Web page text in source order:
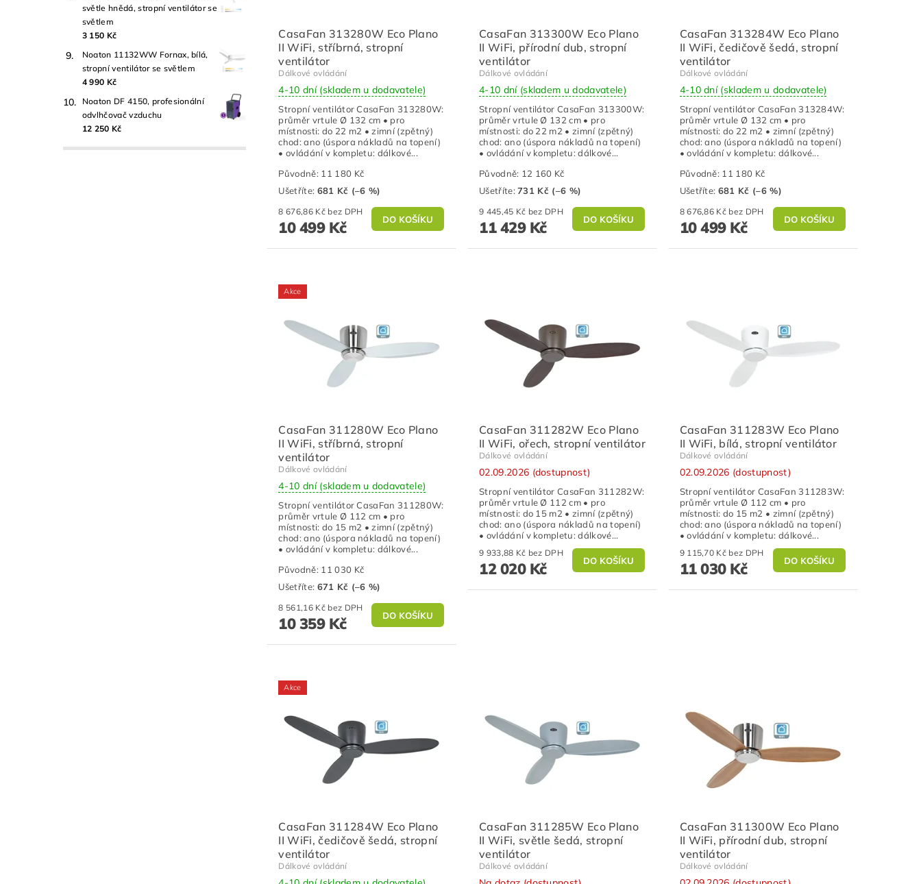
světle hnědá, stropní ventilátor se
světlem
3 150 Kč
Noaton 11132WW Fornax, bílá,
stropní ventilátor se světlem
4 990 Kč
Noaton DF 4150, profesionální
odvlhčovač vzduchu
12 250 Kč
CasaFan 313280W Eco Plano
II WiFi, stříbrná, stropní
ventilátor
Dálkové ovládání
4-10 dní (skladem u dodavatele)
Stropní ventilátor CasaFan 313280W:
průměr vrtule Ø 132 cm • pro
místnosti: do 22 m2 • zimní (zpětný)
chod: ano (úspora nákladů na topení)
• ovládání v kompletu: dálkové...
Původně: 11 180 Kč
Ušetříte: 681 Kč (–6 %)
8 676,86 Kč bez DPH
10 499 Kč
CasaFan 313300W Eco Plano
II WiFi, přírodní dub, stropní
ventilátor
Dálkové ovládání
4-10 dní (skladem u dodavatele)
Stropní ventilátor CasaFan 313300W:
průměr vrtule Ø 132 cm • pro
místnosti: do 22 m2 • zimní (zpětný)
chod: ano (úspora nákladů na topení)
• ovládání v kompletu: dálkové...
Původně: 12 160 Kč
Ušetříte:731 Kč (–6 %)
9 445,45 Kč bez DPH
11 429 Kč
CasaFan 313284W Eco Plano
II WiFi, čedičově šedá, stropní
ventilátor
Dálkové ovládání
4-10 dní (skladem u dodavatele)
Stropní ventilátor CasaFan 313284W:
průměr vrtule Ø 132 cm • pro
místnosti: do 22 m2 • zimní (zpětný)
chod: ano (úspora nákladů na topení)
• ovládání v kompletu: dálkové...
Původně: 11 180 Kč
Ušetříte: 681 Kč (–6 %)
8 676,86 Kč bez DPH
10 499 Kč
Akce
CasaFan 311280W Eco Plano
II WiFi, stříbrná, stropní
ventilátor
Dálkové ovládání
4-10 dní (skladem u dodavatele)
Stropní ventilátor CasaFan 311280W:
průměr vrtule Ø 112 cm • pro
místnosti: do 15 m2 • zimní (zpětný)
chod: ano (úspora nákladů na topení)
• ovládání v kompletu: dálkové...
Původně: 11 030 Kč
Ušetříte: 671 Kč (–6 %)
8 561,16 Kč bez DPH
10 359 Kč
CasaFan 311282W Eco Plano
II WiFi, ořech, stropní ventilátor
Dálkové ovládání
02.09.2026 (dostupnost)
Stropní ventilátor CasaFan 311282W:
průměr vrtule Ø 112 cm • pro
místnosti: do 15 m2 • zimní (zpětný)
chod: ano (úspora nákladů na topení)
• ovládání v kompletu: dálkové...
9 933,88 Kč bez DPH
12 020 Kč
CasaFan 311283W Eco Plano
II WiFi, bílá, stropní ventilátor
Dálkové ovládání
02.09.2026 (dostupnost)
Stropní ventilátor CasaFan 311283W:
průměr vrtule Ø 112 cm • pro
místnosti: do 15 m2 • zimní (zpětný)
chod: ano (úspora nákladů na topení)
• ovládání v kompletu: dálkové...
9 115,70 Kč bez DPH
11 030 Kč
Akce
CasaFan 311284W Eco Plano
II WiFi, čedičově šedá, stropní
ventilátor
Dálkové ovládání
CasaFan 311285W Eco Plano
II WiFi, světle šedá, stropní
ventilátor
Dálkové ovládání
CasaFan 311300W Eco Plano
II WiFi, přírodní dub, stropní
ventilátor
Dálkové ovládání